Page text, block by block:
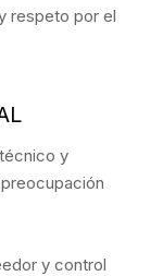
respeto por el
y
y control